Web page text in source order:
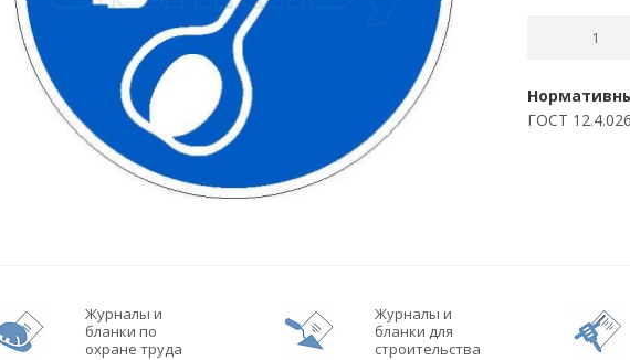
ГОСТ
Журналы и
бланки по
охране труда
Журналы и
бланки для
строительства